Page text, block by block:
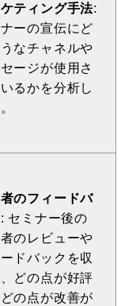
ティング手法:
ーの宣伝にど
なチャネルや
ージが使用さ
るかを分析し
のフィードバ
: セミナー後の
のレビューや
ドバックを収
どの点が好評
の点が改善が